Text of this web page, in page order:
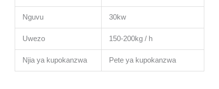
Nguvu 30kw
Uwezo 150-200kg / h
Njia ya kupokanzwa Pete ya kupokanzwa